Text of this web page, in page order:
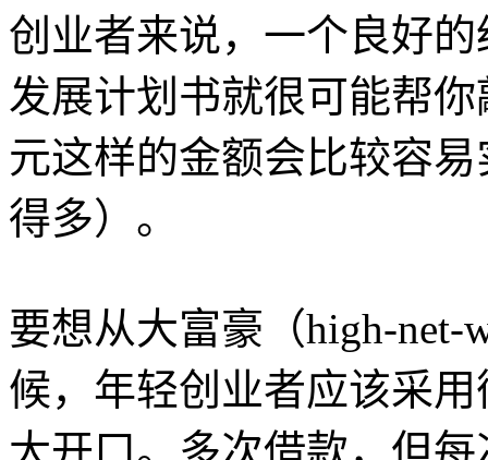
创业者来说，一个良好
发展计划书就很可能帮
元这样的金额会比较容
得多）。
要想从大富豪（high-
候，年轻创业者应该采
大开口。多次借款，但